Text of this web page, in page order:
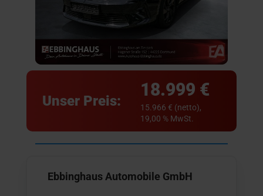
Unser Preis:
18.999 €
15.966 € (netto),
19,00 % MwSt.
Ebbinghaus Automobile GmbH